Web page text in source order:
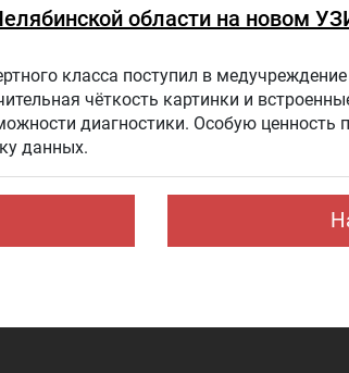
области на новом
класса поступил в
чёткость картинки и
диагностики. Особую ценность
данных.